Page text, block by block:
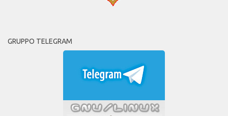
GRUPPO TELEGRAM